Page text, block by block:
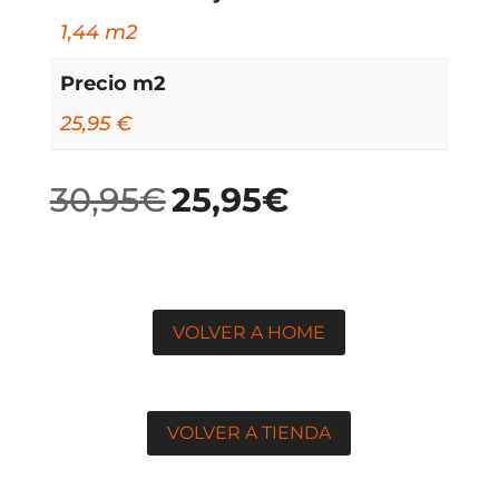
1,44 m2
Precio m2
25,95 €
30,95€ El
30,95€.
25,95€El
25,95€.
VOLVER A HOME
VOLVER A TIENDA